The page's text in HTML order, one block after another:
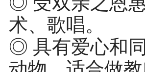
术、歌唱。
◎ 具有爱心和